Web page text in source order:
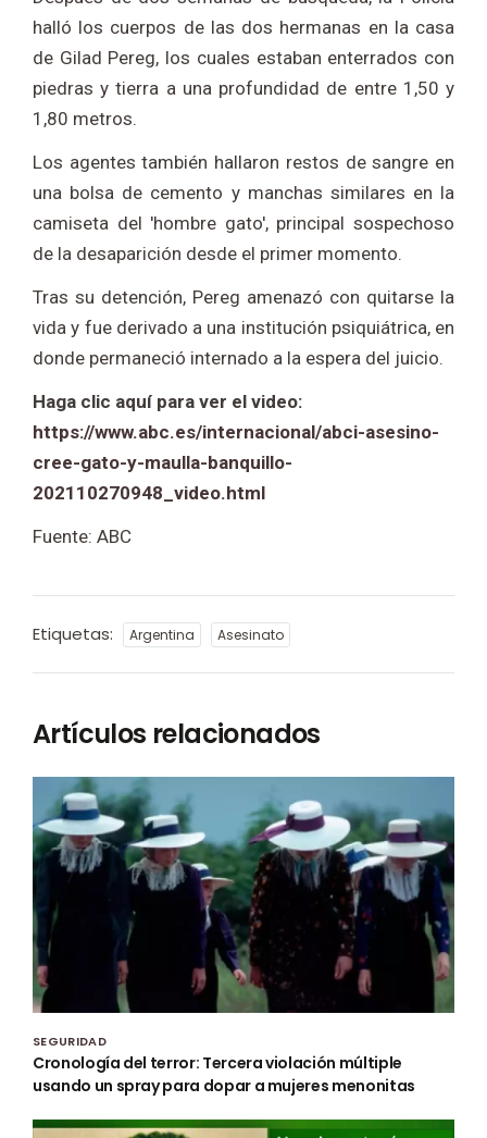
halló los cuerpos de las dos hermanas en la casa
de Gilad Pereg, los cuales estaban enterrados con
piedras y tierra a una profundidad de entre 1,50 y
1,80 metros.
Los agentes también hallaron restos de sangre en
una bolsa de cemento y manchas similares en la
camiseta del 'hombre gato', principal sospechoso
de la desaparición desde el primer momento.
Tras su detención, Pereg amenazó con quitarse la
vida y fue derivado a una institución psiquiátrica, en
donde permaneció internado a la espera del juicio.
Haga clic aquí para ver el video:
https://www.abc.es/internacional/abci-asesino-
cree-gato-y-maulla-banquillo-
202110270948_video.html
Fuente: ABC
Etiquetas: Argentina Asesinato
Artículos relacionados
SEGURIDAD
Cronología del terror: Tercera violación múltiple
usando un spray para dopar a mujeres menonitas